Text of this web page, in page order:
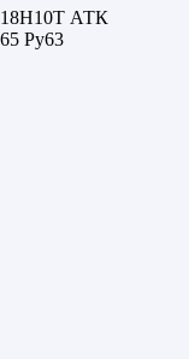
АТК
Ру63